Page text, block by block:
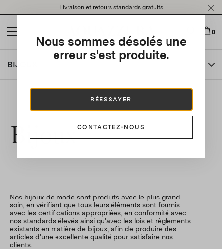
note:
website
an
accessibility
system.
Livraison et retours standards gratuits
0
Nous sommes désolés une
erreur s'est produite.
RÉESSAYER
CONTACTEZ-NOUS
BIJOUX
Bijoux
Nos bijoux de mode sont produits avec le plus grand
soin, en vérifiant que tous leurs éléments sont fournis
avec les certifications appropriées, en conformité avec
nos standards élevés ainsi qu’avec les lois et règlements
existants en matière de bijoux, afin de produire des
articles d’une excellente qualité pour satisfaire nos
clients.